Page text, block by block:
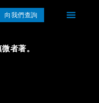
向我們查詢
者著。